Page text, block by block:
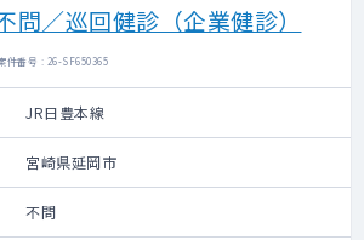
問／巡回健診（企業健診）
件番号 : 26-SF650365
JR日豊本線
宮崎県延岡市
不問